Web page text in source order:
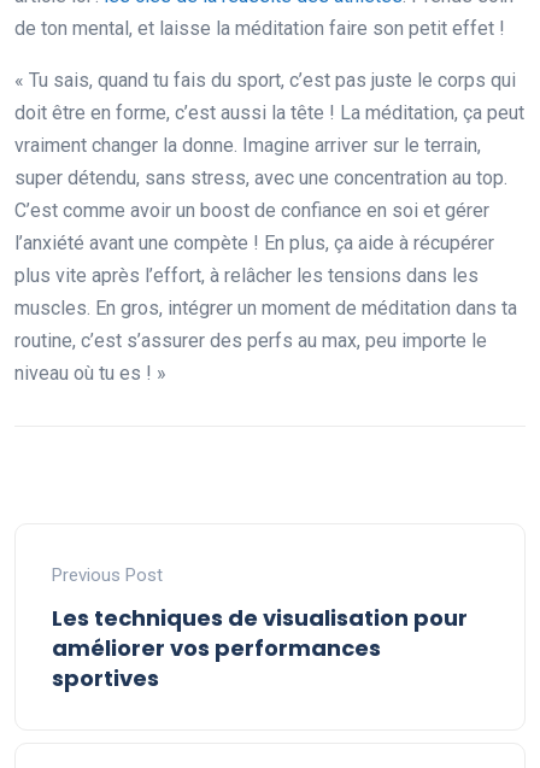
de ton mental, et laisse la méditation faire son petit effet !
« Tu sais, quand tu fais du sport, c’est pas juste le corps qui
doit être en forme, c’est aussi la tête ! La méditation, ça peut
vraiment changer la donne. Imagine arriver sur le terrain,
super détendu, sans stress, avec une concentration au top.
C’est comme avoir un boost de confiance en soi et gérer
l’anxiété avant une compète ! En plus, ça aide à récupérer
plus vite après l’effort, à relâcher les tensions dans les
muscles. En gros, intégrer un moment de méditation dans ta
routine, c’est s’assurer des perfs au max, peu importe le
niveau où tu es ! »
Previous Post
Les techniques de visualisation pour
améliorer vos performances
sportives